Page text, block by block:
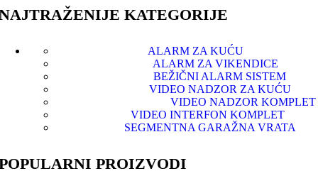
KATEGORIJE
ALARM ZA KUĆU
ALARM ZA VIKENDICE
BEŽIČNI ALARM SISTEM
VIDEO NADZOR ZA KUĆU
VIDEO NADZOR KOMPLET
VIDEO INTERFON KOMPLET
SEGMENTNA GARAŽNA VRATA
PROIZVODI